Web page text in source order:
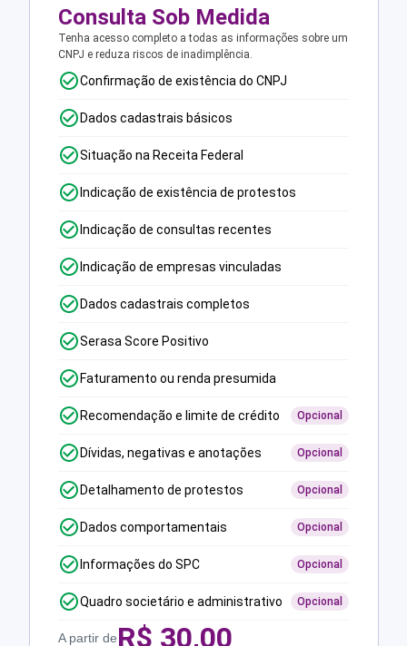
Consulta Sob Medida
Tenha acesso completo a todas as informações sobre um
CNPJ e reduza riscos de inadimplência.
Confirmação de existência do CNPJ
Dados cadastrais básicos
Situação na Receita Federal
Indicação de existência de protestos
Indicação de consultas recentes
Indicação de empresas vinculadas
Dados cadastrais completos
Serasa Score Positivo
Faturamento ou renda presumida
Recomendação e limite de crédito Opcional
Dívidas, negativas e anotações Opcional
Detalhamento de protestos Opcional
Dados comportamentais Opcional
Informações do SPC Opcional
Quadro societário e administrativo Opcional
A partir deR$ 30,00